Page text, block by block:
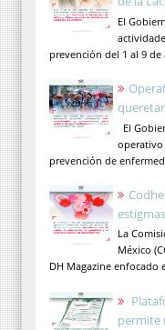
El
prevención del 1 al 9
El
operativo
prevención de
La
México
DH Magazine enfocado
permite